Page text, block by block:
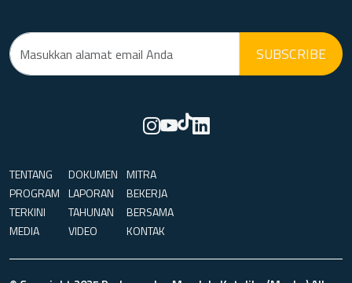
SUBSCRIBE
TENTANG
PROGRAM
TERKINI
MEDIA
DOKUMEN
LAPORAN
TAHUNAN
VIDEO
MITRA
BEKERJA
BERSAMA
KONTAK